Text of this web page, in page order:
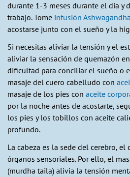
durante 1-3 meses durante el día y
trabajo. Tome infusión Ashwagandha
acostarse junto con el sueño y la
Si necesitas aliviar la tensión y el
aliviar la sensación de quemazón
dificultad para conciliar el sueño o
masaje del cuero cabelludo con
masaje de los pies con aceite
por la noche antes de acostarte,
los pies y los tobillos con aceite
profundo.
La cabeza es la sede del cerebro, el
órganos sensoriales. Por ello, el
(murdha taila) alivia la tensión